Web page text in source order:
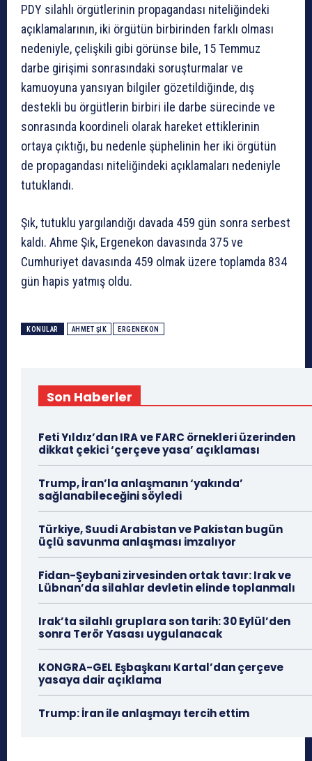
PDY silahlı örgütlerinin propagandası niteliğindeki
açıklamalarının, iki örgütün birbirinden farklı olması
nedeniyle, çelişkili gibi görünse bile, 15 Temmuz
darbe girişimi sonrasındaki soruşturmalar ve
kamuoyuna yansıyan bilgiler gözetildiğinde, dış
destekli bu örgütlerin birbiri ile darbe sürecinde ve
sonrasında koordineli olarak hareket ettiklerinin
ortaya çıktığı, bu nedenle şüphelinin her iki örgütün
de propagandası niteliğindeki açıklamaları nedeniyle
tutuklandı.
Şık, tutuklu yargılandığı davada 459 gün sonra serbest
kaldı. Ahme Şık, Ergenekon davasında 375 ve
Cumhuriyet davasında 459 olmak üzere toplamda 834
gün hapis yatmış oldu.
KONULAR AHMET ŞIK ERGENEKON
Son Haberler
Feti Yıldız’dan IRA ve FARC örnekleri üzerinden
dikkat çekici ‘çerçeve yasa’ açıklaması
Trump, İran’la anlaşmanın ‘yakında’
sağlanabileceğini söyledi
Türkiye, Suudi Arabistan ve Pakistan bugün
üçlü savunma anlaşması imzalıyor
Fidan-Şeybani zirvesinden ortak tavır: Irak ve
Lübnan’da silahlar devletin elinde toplanmalı
Irak’ta silahlı gruplara son tarih: 30 Eylül’den
sonra Terör Yasası uygulanacak
KONGRA-GEL Eşbaşkanı Kartal’dan çerçeve
yasaya dair açıklama
Trump: İran ile anlaşmayı tercih ettim